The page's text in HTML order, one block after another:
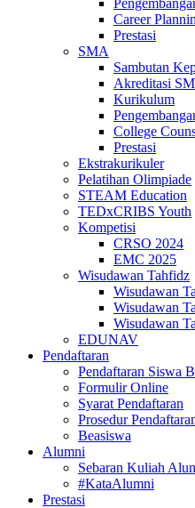
Career
Prestasi
SMA
Sambutan
Akreditasi
Kurikulum
College
Prestasi
Ekstrakurikuler
Pelatihan Olimpiade
STEAM Education
TEDxCRIBS Youth
Kompetisi
CRSO 2024
EMC 2025
Wisudawan Tahfidz
Wisudawan
Wisudawan
Wisudawan
EDUNAV
Pendaftaran
Pendaftaran Siswa
Formulir Online
Syarat Pendaftaran
Prosedur
Beasiswa
Alumni
Sebaran Kuliah
#KataAlumni
Prestasi